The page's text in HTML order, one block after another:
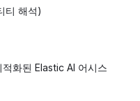
티 해석)
화된 Elastic AI 어시스